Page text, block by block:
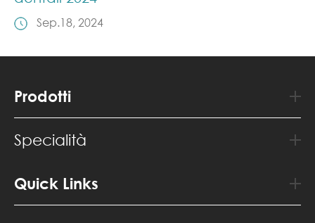
Sep.18, 2024
Prodotti
Specialità
Quick Links